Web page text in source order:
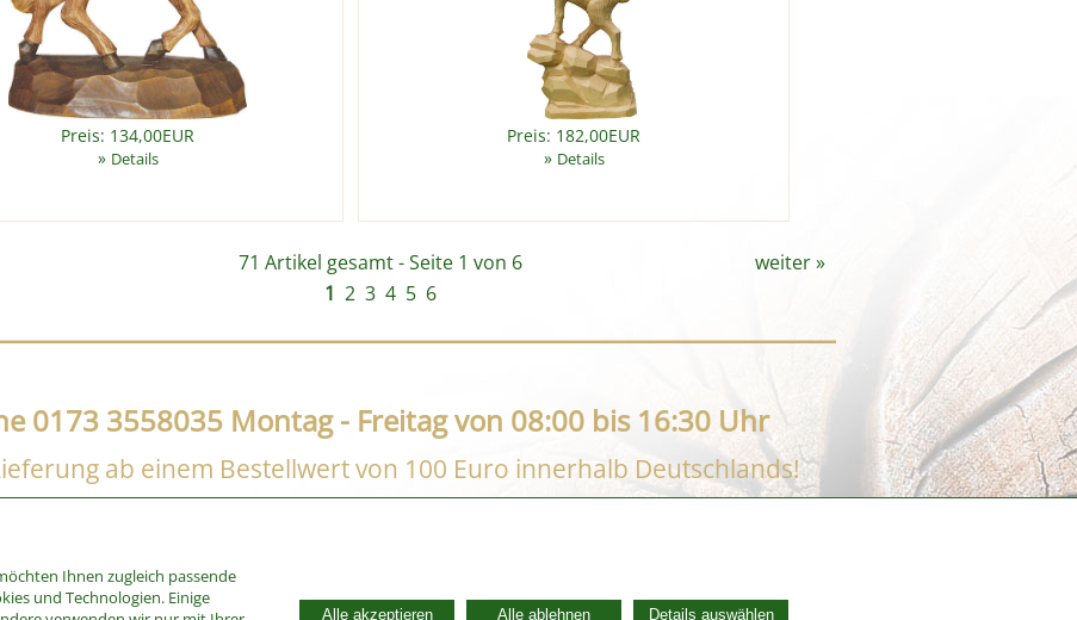
Ihnen zugleich passende
und Technologien. Einige
Alle akzeptieren Alle ablehnen Details auswählen
Preis: 134,00EUR
» Details
Preis: 182,00EUR
» Details
71 Artikel gesamt - Seite 1 von 6 weiter»
1 2 3 4 5 6
0173 3558035 Montag - Freitag von 08:00 bis 16:30 Uhr
ab einem Bestellwert von 100 Euro innerhalb Deutschlands!
Widerrufsbelehrung